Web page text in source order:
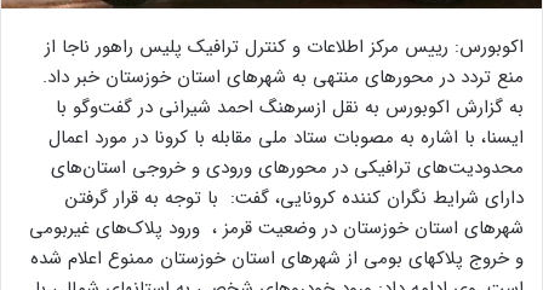
اکوبورس: رییس مرکز اطلاعات و کنترل ترافیک پلیس راهور ناجا از
منع تردد در محورهای منتهی به شهرهای استان خوزستان خبر داد.
به گزارش اکوبورس به نقل ازسرهنگ احمد شیرانی در گفت‌وگو با
ایسنا، با اشاره به مصوبات ستاد ملی مقابله با کرونا در مورد اعمال
محدودیت‌های ترافیکی در محورهای ورودی و خروجی استان‌های
دارای شرایط نگران کننده کرونایی، گفت: با توجه به قرار گرفتن
شهرهای استان خوزستان در وضعیت قرمز ، ورود پلاک‌های غیربومی
و خروج پلاکهای بومی از شهرهای استان خوزستان ممنوع اعلام شده